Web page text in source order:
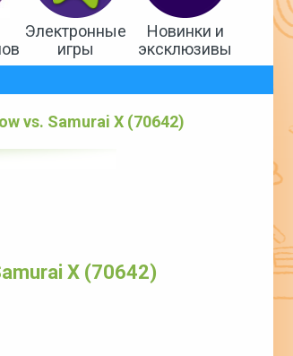
Электронные
игры
Новинки и
эксклюзивы
vs. Samurai X (70642)
X (70642)